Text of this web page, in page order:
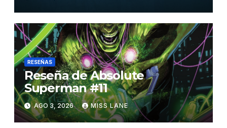
RESEÑAS
Reseña de Absolute
Superman #11
AGO 3, 2026 MISS LANE